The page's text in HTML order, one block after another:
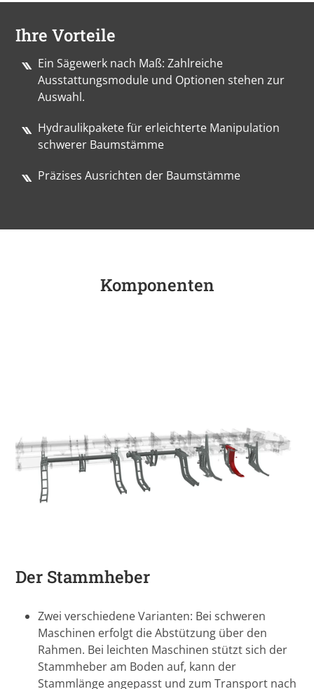
Ihre Vorteile
Ein Sägewerk nach Maß: Zahlreiche
Ausstattungsmodule und Optionen stehen zur
Auswahl.
Hydraulikpakete für erleichterte Manipulation
schwerer Baumstämme
Präzises Ausrichten der Baumstämme
Komponenten
Der Stammheber
Zwei verschiedene Varianten: Bei schweren
Maschinen erfolgt die Abstützung über den
Rahmen. Bei leichten Maschinen stützt sich der
Stammheber am Boden auf, kann der
Stammlänge angepasst und zum Transport nach